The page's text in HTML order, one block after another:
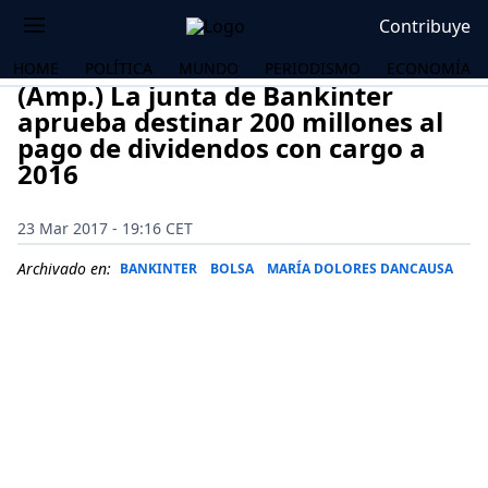
Contribuye
HOME POLÍTICA MUNDO PERIODISMO ECONOMÍA
(Amp.) La junta de Bankinter
aprueba destinar 200 millones al
pago de dividendos con cargo a
2016
23 Mar 2017 - 19:16 CET
Archivado en: BANKINTER BOLSA MARÍA DOLORES DANCAUSA